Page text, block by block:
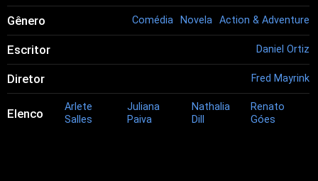
Gênero Comédia Novela Action & Adventure
Escritor Daniel Ortiz
Diretor Fred Mayrink
Elenco
Arlete
Salles
Juliana
Paiva
Nathalia
Dill
Renato
Góes